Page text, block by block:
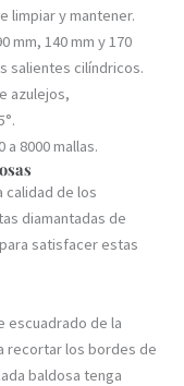
limpiar y mantener.
mm, 140 mm y 170
salientes cilíndricos.
azulejos,
8000 mallas.
calidad de los
diamantadas de
satisfacer estas
escuadrado de la
recortar los bordes de
baldosa tenga